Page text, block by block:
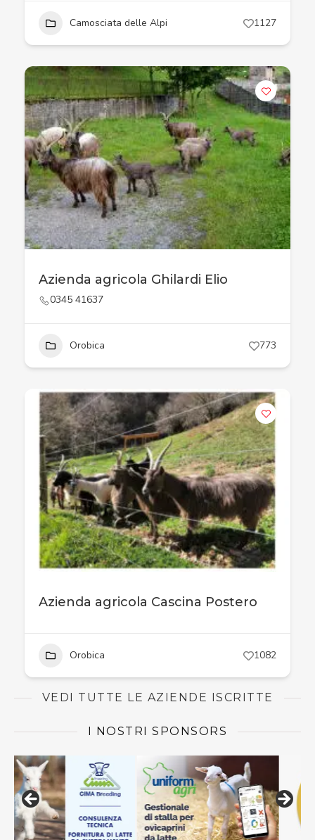
Camosciata delle Alpi 1127
Azienda agricola Ghilardi Elio
0345 41637
Orobica 773
Azienda agricola Cascina Postero
Orobica 1082
VEDI TUTTE LE AZIENDE ISCRITTE
I NOSTRI SPONSORS